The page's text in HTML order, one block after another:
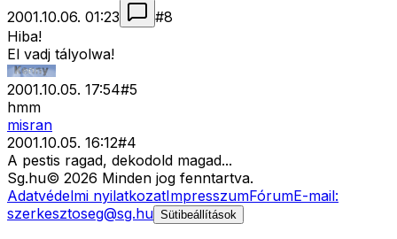
2001.10.06. 01:23
#8
Hiba!
El vadj tályolwa!
2001.10.05. 17:54#5
hmm
misran
2001.10.05. 16:12#4
A pestis ragad, dekodold magad...
Sg.hu© 2026 Minden jog fenntartva.
Adatvédelmi nyilatkozatImpresszumFórumE-mail:
szerkesztoseg@sg.hu Sütibeállítások